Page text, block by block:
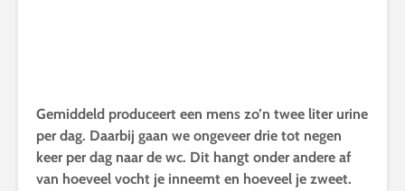
Gemiddeld produceert een mens zo’n twee liter urine
per dag. Daarbij gaan we ongeveer drie tot negen
keer per dag naar de wc. Dit hangt onder andere af
van hoeveel vocht je inneemt en hoeveel je zweet.